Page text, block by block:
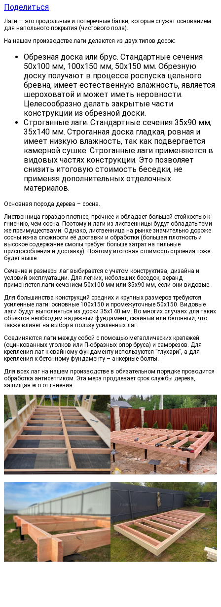
Поделиться
Лаги — это продольные и поперечные балки, которые служат основанием
для напольного покрытия (чистового пола).
На нашем производстве лаги делаются из двух типов досок:
Обрезная доска или брус. Стандартные сечения
50х100 мм, 100х150 мм, 50х150 мм. Обрезную
доску получают в процессе роспуска цельного
бревна, имеет естественную влажность, является
шероховатой и может иметь неровности.
Целесообразно делать закрытые части
конструкции из обрезной доски.
Строганные лаги. Стандартные сечения 35х90 мм,
35х140 мм. Строганная доска гладкая, ровная и
имеет низкую влажность, так как подвергается
камерной сушке. Строганные лаги применяются в
видовых частях конструкции. Это позволяет
снизить итоговую стоимость беседки, не
применяя дополнительных отделочных
материалов.
Основная порода дерева – сосна.
Лиственница гораздо плотнее, прочнее и обладает большей стойкостью к
гниению, чем сосна. Поэтому и лаги из лиственницы будут обладать теми
же преимуществами. Однако, лиственница на рынке значительно дороже
сосны из-за сложности её доставки и обработки (большая плотность и
высокое содержание смолы требует больше затрат на пильные
приспособления и доставку). Поэтому итоговая стоимость строения тоже
будет выше.
Сечение и размеры лаг выбирается с учетом конструктива, дизайна и
условий эксплуатации. Для легких, небольших беседок, веранд
применяется лаги сечением 50х100 мм или 35х90 мм, если они видовые.
Для большинства конструкций средних и крупных размеров требуются
усиленные лаги: основные 100х150 и промежуточные 50х150. Видовые
лаги будут выполняться из доски 35х140 мм. Во многих случаях для таких
объектов необходим надёжный фундамент, свайный или бетонный, что
также влияет на выбор в пользу усиленных лаг.
Соединяются лаги между собой с помощью металлических крепежей
(оцинкованных уголков или П-образных опор бруса) и саморезов. Для
крепления лаг к свайному фундаменту используются ”глухари”, а для
крепления к бетонному фундаменту – анкерные болты.
Для всех лаг на нашем производстве в обязательном порядке проводится
обработка антисептиком. Эта мера продлевает срок службы дерева,
защищая его от гниения.